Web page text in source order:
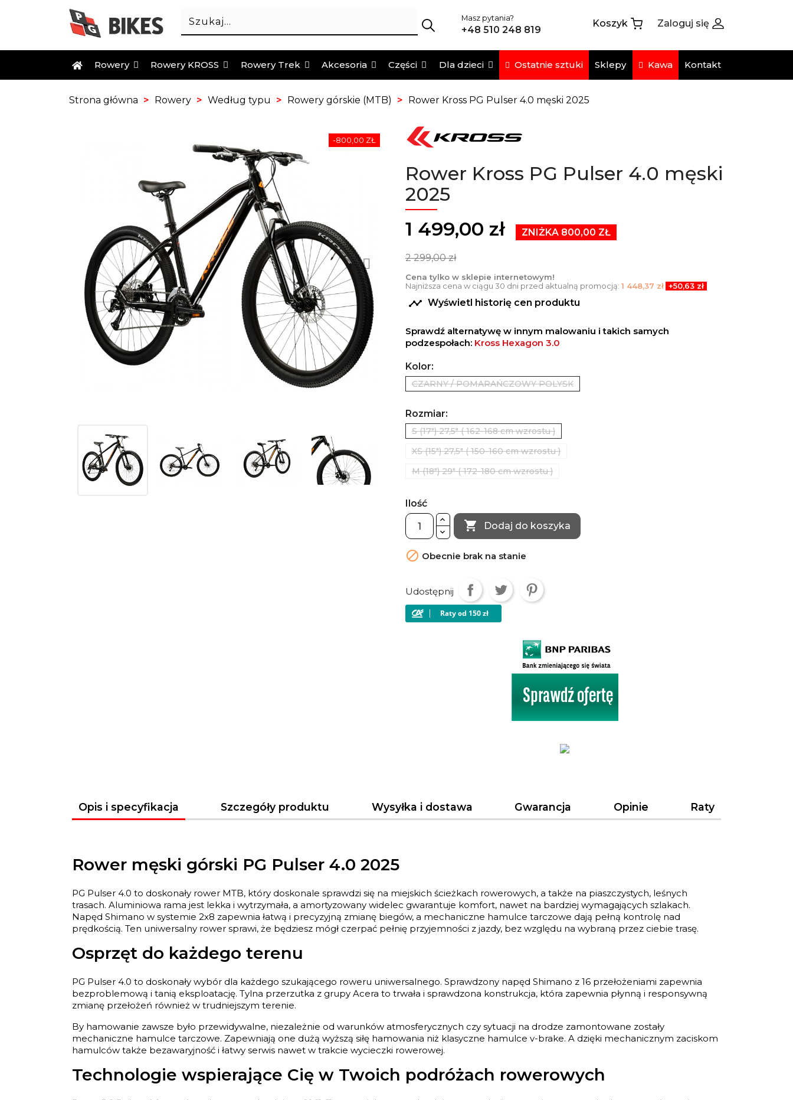
Masz pytania?
+48 510 248 819
Koszyk Zaloguj się
Rowery Rowery KROSS Rowery Trek Akcesoria Części Dla dzieci Ostatnie sztuki Sklepy Kawa Kontakt
Strona główna Rowery Według typu Rowery górskie (MTB) Rower Kross PG Pulser 4.0 męski 2025
-800,00 ZŁ
Rower Kross PG Pulser 4.0 męski
2025
1 499,00 zł
ZNIŻKA 800,00 ZŁ
2 299,00 zł
Cena tylko w sklepie internetowym!
Najniższa cena w ciągu 30 dni przed aktualną promocją: 1 448,37 zł +50,63 zł
 Wyświetl historię cen produktu
Sprawdź alternatywę w innym malowaniu i takich samych
podzespołach: Kross Hexagon 3.0
Kolor:
CZARNY / POMARAŃCZOWY POLYSK
Rozmiar:
S (17") 27,5" ( 162-168 cm wzrostu )
XS (15") 27,5" ( 150-160 cm wzrostu )
M (18") 29" ( 172-180 cm wzrostu )
Ilość
 Dodaj do koszyka
 Obecnie brak na stanie
Udostępnij
Opis i specyfikacja Szczegóły produktu Wysyłka i dostawa Gwarancja Opinie Raty
Rower męski górski PG Pulser 4.0 2025
PG Pulser 4.0 to doskonały rower MTB, który doskonale sprawdzi się na miejskich ścieżkach rowerowych, a także na piaszczystych, leśnych
trasach. Aluminiowa rama jest lekka i wytrzymała, a amortyzowany widelec gwarantuje komfort, nawet na bardziej wymagających szlakach.
Napęd Shimano w systemie 2x8 zapewnia łatwą i precyzyjną zmianę biegów, a mechaniczne hamulce tarczowe dają pełną kontrolę nad
prędkością. Ten uniwersalny rower sprawi, że będziesz mógł czerpać pełnię przyjemności z jazdy, bez względu na wybraną przez ciebie trasę.
Osprzęt do każdego terenu
PG Pulser 4.0 to doskonały wybór dla każdego szukającego roweru uniwersalnego. Sprawdzony napęd Shimano z 16 przełożeniami zapewnia
bezproblemową i tanią eksploatację. Tylna przerzutka z grupy Acera to trwała i sprawdzona konstrukcja, która zapewnia płynną i responsywną
zmianę przełożeń również w trudniejszym terenie.
By hamowanie zawsze było przewidywalne, niezależnie od warunków atmosferycznych czy sytuacji na drodze zamontowane zostały
mechaniczne hamulce tarczowe. Zapewniają one dużą wyższą siłę hamowania niż klasyczne hamulce v-brake. A dzięki mechanicznym zaciskom
hamulców także bezawaryjność i łatwy serwis nawet w trakcie wycieczki rowerowej.
Technologie wspierające Cię w Twoich podróżach rowerowych